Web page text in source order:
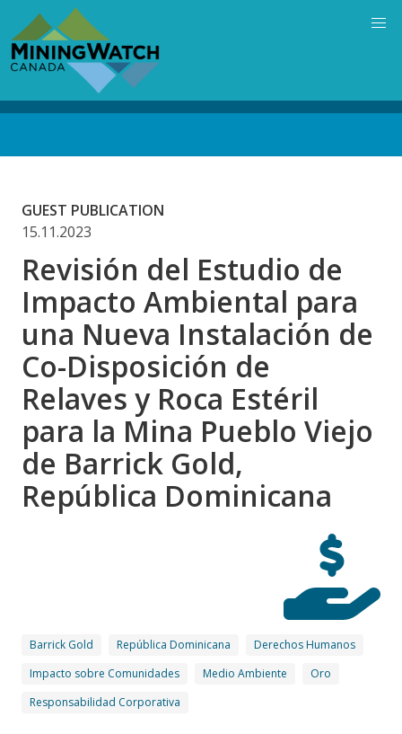
main
content
GUEST PUBLICATION
15.11.2023
Revisión del Estudio de
Impacto Ambiental para
una Nueva Instalación de
Co-Disposición de
Relaves y Roca Estéril
para la Mina Pueblo Viejo
de Barrick Gold,
República Dominicana
Barrick Gold República Dominicana
Derechos Humanos
Impacto sobre Comunidades
Medio Ambiente
Oro
Responsabilidad Corporativa